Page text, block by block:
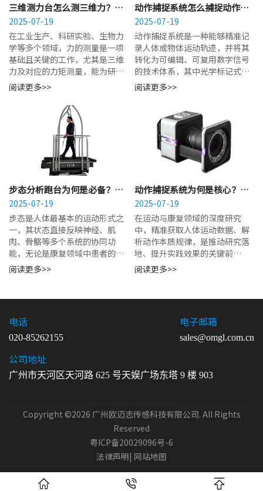
三维测力台怎么测三维力？六
分量传感器实现力与力矩测量
2025-07-19
在工业生产、科研实验、生物力
学等多个领域，力的测量是一项
基础且关键的工作，尤其是三维
力及对应的力矩测量，能为研究
对象的受力分析、性能评估提供
核心数据支撑。...
阅读更多>>
动作捕捉系统怎么捕捉动作？
光学标记精准追踪人体运动轨
迹
2025-07-19
动作捕捉系统是一种能够精准记
录人体或物体运动轨迹，并将其
转化为可编辑、可复用数字信号
的技术体系，其中光学标记式动
作捕捉凭借其追踪精度高、动作
还原度高的特点，被广泛应用于
阅读更多>>
步态分析跑台为何是必备？满
足康复与科研步态分析需求
2025-07-19
步态是人体最基本的运动形式之
一，其状态直接反映神经、肌
肉、骨骼等多个系统的协同功
能，无论是康复领域中患者的功
能恢复，还是科研领域中对人体
运动机制的探索，精准的步态分
阅读更多>>
动作捕捉系统为何是核心？支
撑运动与康复领域深度研究
2025-07-19
​在运动与康复领域的深度研究
中，精准获取人体运动数据、解
析动作本质规律，是推动研究落
地、提升实践效果的关键前
提。...
阅读更多>>
电话
020-85262155
电子邮箱
sales@omgl.com.cn
公司地址
广州市天河区天河路 625 号天娱广场东塔 9 楼 903
Copyright ©2026 广州欧迈志传感科技有限公司. All Rights
Reserved
粤ICP备20029096号-6
法律声明| 网站地图